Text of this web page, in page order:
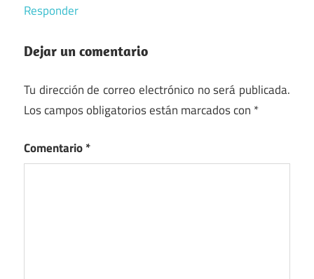
Responder
Dejar un comentario
Tu dirección de correo electrónico no será publicada.
Los campos obligatorios están marcados con *
Comentario*